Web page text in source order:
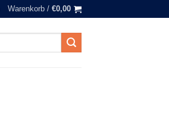
Warenkorb / €0,00